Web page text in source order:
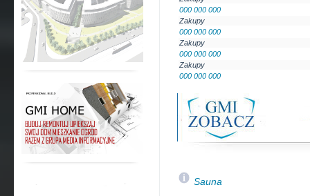
000 000 000
Zakupy
000 000 000
Zakupy
000 000 000
Zakupy
000 000 000
Sauna